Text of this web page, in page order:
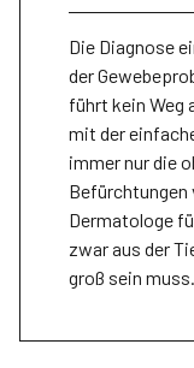
Die Diagnose
der
führt kein Weg
mit der
immer nur die
Befürchtungen
Dermatologe
zwar aus der
groß sein muss.